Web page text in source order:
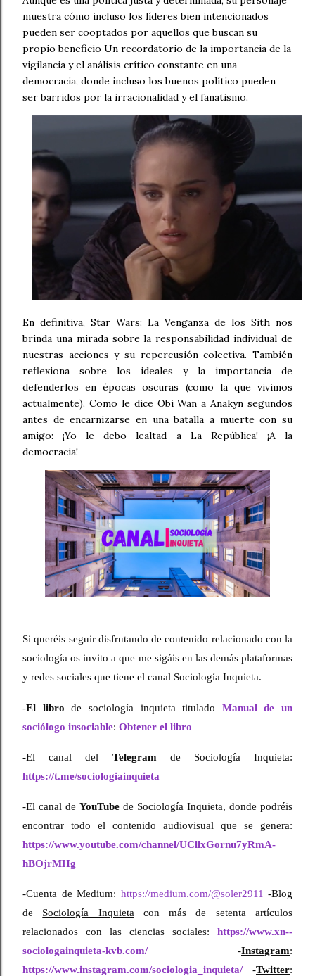
muestra cómo incluso los líderes bien intencionados
pueden ser cooptados por aquellos que buscan su
propio beneficio Un recordatorio de la importancia de la
vigilancia y el análisis crítico constante en una
democracia, donde incluso los buenos político pueden
ser barridos por la irracionalidad y el fanatismo.
En definitiva, Star Wars: La Venganza de los Sith nos
brinda una mirada sobre la responsabilidad individual de
nuestras acciones y su repercusión colectiva. También
reflexiona sobre los ideales y la importancia de
defenderlos en épocas oscuras (como la que vivimos
actualmente). Como le dice Obi Wan a Anakyn segundos
antes de encarnizarse en una batalla a muerte con su
amigo: ¡Yo le debo lealtad a La República! ¡A la
democracia!
Si queréis seguir disfrutando de contenido relacionado con la
sociología os invito a que me sigáis en las demás plataformas
y redes sociales que tiene el canal Sociología Inquieta.
-El libro de sociología inquieta titulado Manual de un
sociólogo insociable: Obtener el libro
-El canal del Telegram de Sociología Inquieta:
https://t.me/sociologiainquieta
-El canal de YouTube de Sociología Inquieta, donde podréis
encontrar todo el contenido audiovisual que se genera:
https://www.youtube.com/channel/UCllxGornu7yRmA-
hBOjrMHg
-Cuenta de Medium: https://medium.com/@soler2911 -Blog
de Sociología Inquieta con más de setenta artículos
relacionados con las ciencias sociales: https://www.xn--
sociologainquieta-kvb.com/
-Instagram:
https://www.instagram.com/sociologia_inquieta/ -Twitter: